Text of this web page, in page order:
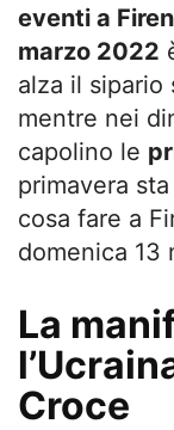
eventi a
marzo 2022
alza il sipario
mentre nei
capolino le
primavera
cosa fare a
domenica 13
La
Croce